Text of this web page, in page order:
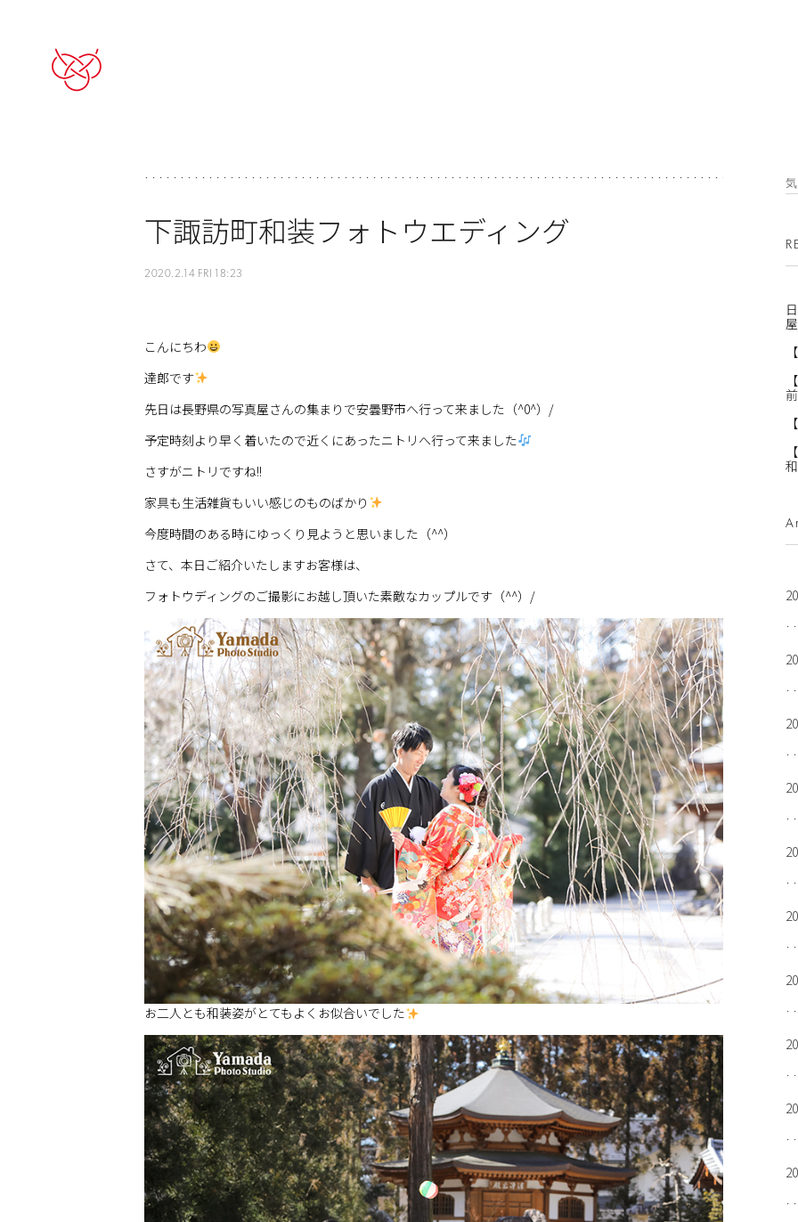
下諏訪町和装フォトウエディング
2020.2.14 FRI 18:23
こんにちわ
達郎です
先日は長野県の写真屋さんの集まりで安曇野市へ行って来ました（^0^）/
予定時刻より早く着いたので近くにあったニトリへ行って来ました
さすがニトリですね!!
家具も生活雑貨もいい感じのものばかり
今度時間のある時にゆっくり見ようと思いました（^^）
さて、本日ご紹介いたしますお客様は、
フォトウディングのご撮影にお越し頂いた素敵なカップルです（^^）/
お二人とも和装姿がとてもよくお似合いでした